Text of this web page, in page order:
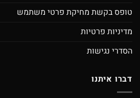
טופס בקשת מחיקת פרטי משתמש
מדיניות פרטיות
הסדרי נגישות
דברו איתנו